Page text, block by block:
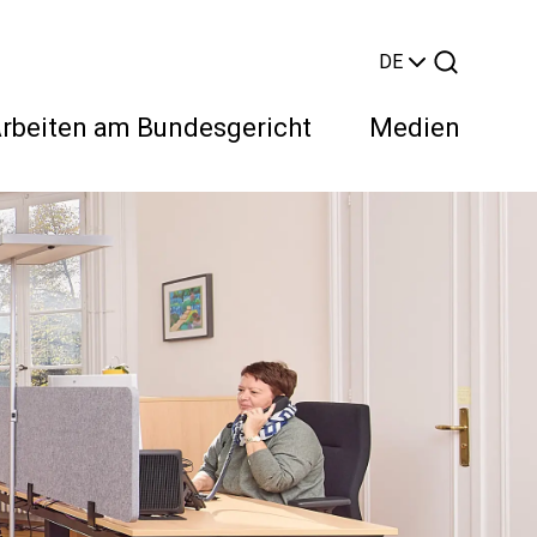
DE
am Bundesgericht Medien